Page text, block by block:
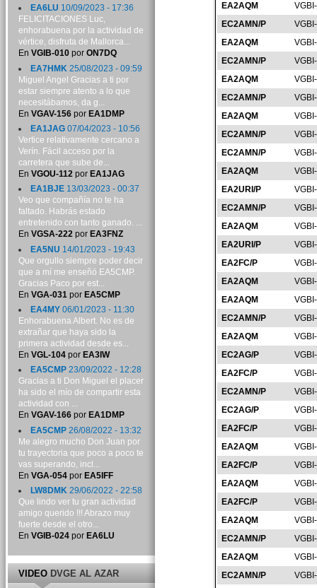
EA2AQM
EC2AMN/P
EA2AQM
EC2AMN/P
EA2AQM
EC2AMN/P
EA2AQM
EC2AMN/P
EC2AMN/P
EA2AQM
EA2URI/P
EC2AMN/P
EA2AQM
EA2URI/P
EA2FC/P
EA2AQM
EA2AQM
EC2AMN/P
EA2AQM
EC2AG/P
EA2FC/P
EC2AMN/P
EC2AG/P
EA2FC/P
EA2AQM
EA2FC/P
EA2AQM
EA2FC/P
EA2AQM
EC2AMN/P
EA2AQM
EC2AMN/P
EA6LU 10/09/2023 - 17:36
FELICITACIONES Luc,
enhorabuena por la actividad de
vértice, disfruta de Mallorca...
En VGIB-010por ON7DQ
EA7HMK 25/08/2023 - 09:59
Miguel Angel Gracias a ti por
estar siempre atento a lo que
necesitábamos, da g...
En VGAV-156por EA1DMP
EA1JAG07/04/2023 - 10:56
Vertice relativamente cercano a
Verín. Fácil acceso por la
carretera que sube de...
En VGOU-112por EA1JAG
EA1BJE13/03/2023 - 00:37
Veo que compañía no te ha
faltado. Habrás estado
entretenido con tanto ganado. ...
En VGSA-222por EA3FNZ
EA5NU 14/01/2023 - 19:43
Que orgullo siempre poder decir
que a mí me enseñó EA5CMP.
Gracias Paco por est...
En VGA-031 por EA5CMP
EA4MY06/01/2023 - 11:30
Enhorabuena Albert. No es de
extrañar que haya sido la
primera actividad desde es...
En VGL-104por EA3IW
EA5CMP23/09/2022 - 12:28
Gracias a ti Don Miguel el placer
ha sido el mío de compartir esta
actividad con ...
En VGAV-166por EA1DMP
EA5CMP26/08/2022 - 13:32
Me alegro mucho Don Juan por
tu trayectoria que poco a poco te
vas superando, incl...
En VGA-054por EA5IFF
LW8DMK29/06/2022 - 22:58
Que lindo ver tu gran actividad
amigo querido !!! Abrazo muy
fuerte desde el otro...
En VGIB-024por EA6LU
VIDEODVGE AL AZAR